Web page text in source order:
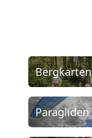
Bergkarten
Paragliden